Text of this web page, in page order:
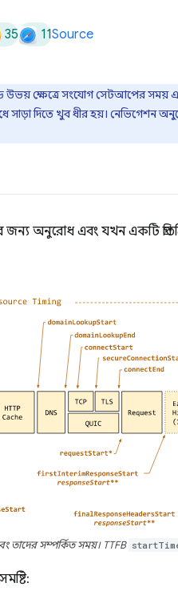
35 11Source
ক্ষেত্রে সংযোগ সেটআপের সময়
দিতে খুব ধীর হয়। নেভিগেশন
জন্য অনুরোধ এবং যখন একটি
তাদের সম্পর্কিত সময়। TTFB